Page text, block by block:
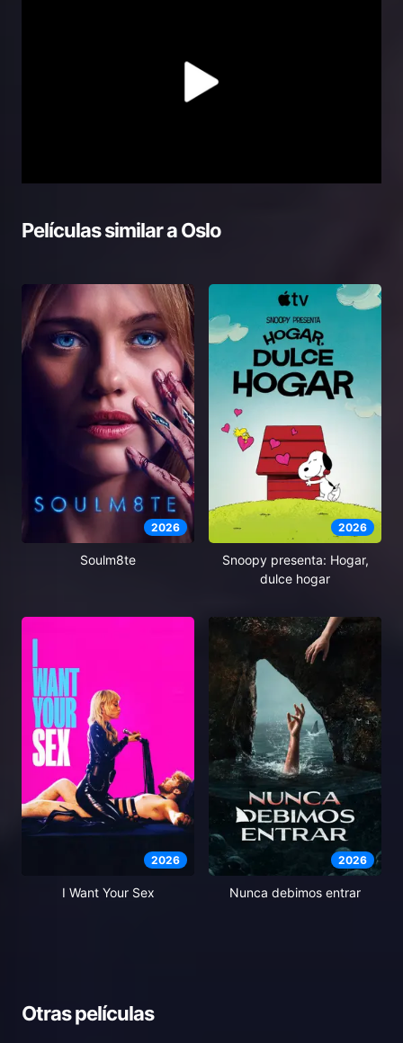
Películas similar aOslo
2026
Soulm8te
2026
Snoopy presenta: Hogar,
dulce hogar
2026
I Want Your Sex
2026
Nunca debimos entrar
Otras películas